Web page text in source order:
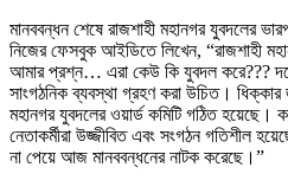
মানববন্ধন শেষে রাজশাহী মহানগর যুবদলের
নিজের ফেসবুক আইডিতে লিখেন, “রাজশাহী
আমার প্রশ্ন… এরা কেউ কি যুবদল করে???
সাংগঠনিক ব্যবস্থা গ্রহণ করা উচিত। ধিক্কার
মহানগর যুবদলের ওয়ার্ড কমিটি গঠিত হয়েছে।
নেতাকর্মীরা উজ্জীবিত এবং সংগঠন গতিশীল
না পেয়ে আজ মানববন্ধনের নাটক করেছে।”